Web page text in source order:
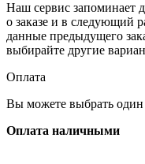
Наш сервис запоминает
о заказе и в следующий
данные предыдущего
выбирайте другие
Оплата
Вы можете выбрать один
Оплата наличными